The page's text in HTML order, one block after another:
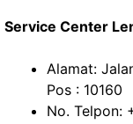
Service Center
Alamat:
Pos : 10160
No. Telpon: